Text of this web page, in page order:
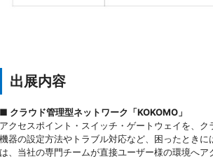
出展内容
■ クラウド管理型ネットワーク「KOKOMO」
アクセスポイント・スイッチ・ゲートウェイを、
機器の設定方法やトラブル対応など、困ったとき
は、当社の専門チームが直接ユーザー様の環境へ